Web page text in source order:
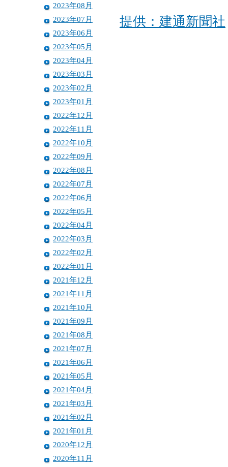
2023年08月
2023年07月
2023年06月
2023年05月
2023年04月
2023年03月
2023年02月
2023年01月
2022年12月
2022年11月
2022年10月
2022年09月
2022年08月
2022年07月
2022年06月
2022年05月
2022年04月
2022年03月
2022年02月
2022年01月
2021年12月
2021年11月
2021年10月
2021年09月
2021年08月
2021年07月
2021年06月
2021年05月
2021年04月
2021年03月
2021年02月
2021年01月
2020年12月
2020年11月
提供：建通新聞社